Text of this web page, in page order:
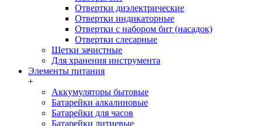
Отвертки диэлектрические
Отвертки индикаторные
Отвертки с набором бит (насадок)
Отвертки слесарные
Щетки зачистные
Для хранения инструмента
Элементы питания
+
Аккумуляторы бытовые
Батарейки алкалиновые
Батарейки для часов
Батарейки литиевые